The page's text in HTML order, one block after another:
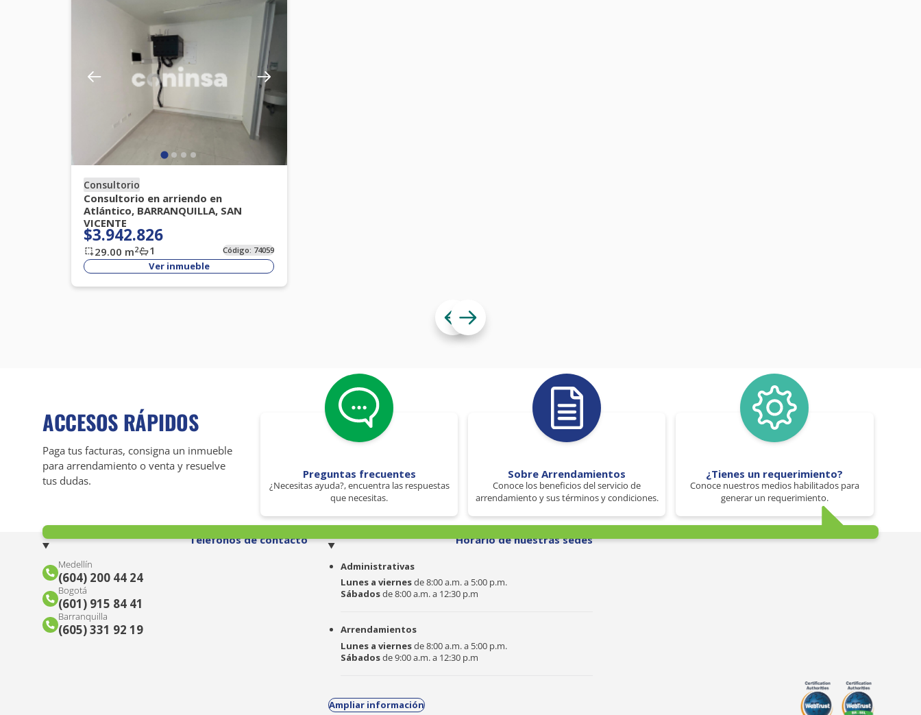
Consultorio
Consultorio en arriendo en
Atlántico, BARRANQUILLA, SAN
VICENTE
$3.942.826
29.00 m2 1 Código: 74059
Ver inmueble
ACCESOS RÁPIDOS
Paga tus facturas, consigna un inmueble
para arrendamiento o venta y resuelve
tus dudas.
Preguntas frecuentes
¿Necesitas ayuda?, encuentra las respuestas
que necesitas.
Sobre Arrendamientos
Conoce los beneficios del servicio de
arrendamiento y sus términos y condiciones.
¿Tienes un requerimiento?
Conoce nuestros medios habilitados para
generar un requerimiento.
Teléfonos de contacto
Medellín
(604) 200 44 24
Bogotá
(601) 915 84 41
Barranquilla
(605) 331 92 19
Horario de nuestras sedes
Administrativas
Lunes a viernesde 8:00 a.m. a 5:00 p.m.
Sábadosde 8:00 a.m. a 12:30 p.m
Arrendamientos
Lunes a viernesde 8:00 a.m. a 5:00 p.m.
Sábadosde 9:00 a.m. a 12:30 p.m
Ampliar información